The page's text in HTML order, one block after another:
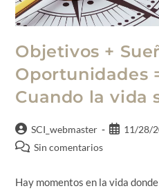
Objetivos +
Oportunidades
Cuando la vida
SCI_webmaster 11/28/
Sin comentarios
Hay momentos en la vida